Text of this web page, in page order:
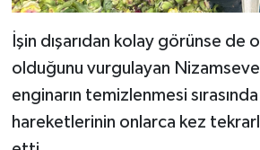
İşin dışarıdan kolay görünse de
olduğunu vurgulayan
enginarın temizlenmesi
hareketlerinin onlarca kez